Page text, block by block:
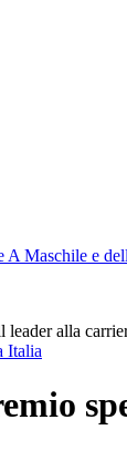
A Maschile e
leader alla
Italia